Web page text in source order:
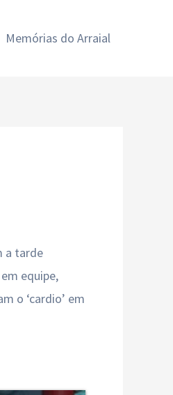
Memórias do Arraial
a tarde
equipe,
o ‘cardio’ em